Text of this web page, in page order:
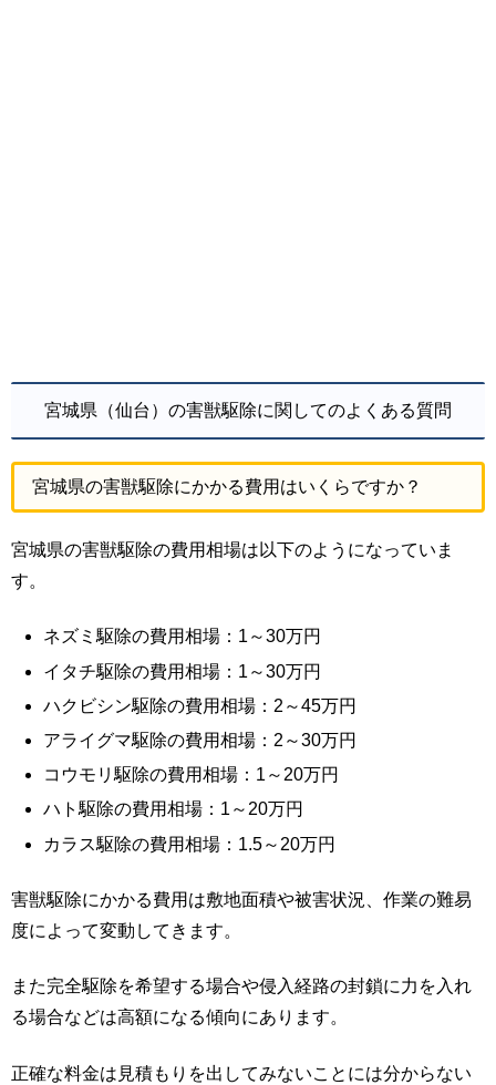
宮城県（仙台）の害獣駆除に関してのよくある質問
宮城県の害獣駆除にかかる費用はいくらですか？
宮城県の害獣駆除の費用相場は以下のようになっていま
す。
ネズミ駆除の費用相場：1～30万円
イタチ駆除の費用相場：1～30万円
ハクビシン駆除の費用相場：2～45万円
アライグマ駆除の費用相場：2～30万円
コウモリ駆除の費用相場：1～20万円
ハト駆除の費用相場：1～20万円
カラス駆除の費用相場：1.5～20万円
害獣駆除にかかる費用は敷地面積や被害状況、作業の難易
度によって変動してきます。
また完全駆除を希望する場合や侵入経路の封鎖に力を入れ
る場合などは高額になる傾向にあります。
正確な料金は見積もりを出してみないことには分からない